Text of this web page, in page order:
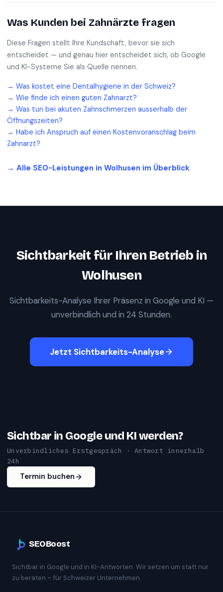
Was Kunden bei Zahnärzte fragen
Diese Fragen stellt Ihre Kundschaft, bevor sie sich
entscheidet — und genau hier entscheidet sich, ob Google
und KI-Systeme Sie als Quelle nennen.
→ Was kostet eine Dentalhygiene in der Schweiz?
→ Wie finde ich einen guten Zahnarzt?
→ Was tun bei akuten Zahnschmerzen ausserhalb der
Öffnungszeiten?
→ Habe ich Anspruch auf einen Kostenvoranschlag beim
Zahnarzt?
→ Alle SEO-Leistungen in Wolhusen im Überblick
Sichtbarkeit für Ihren Betrieb in
Wolhusen
Sichtbarkeits-Analyse Ihrer Präsenz in Google und KI —
unverbindlich und in 24 Stunden.
Jetzt Sichtbarkeits-Analyse
Sichtbar in Google und KI werden?
Unverbindliches Erstgespräch · Antwort innerhalb
24h
Termin buchen
SEOBoost
Sichtbar in Google und in KI-Antworten. Wir setzen um statt nur
zu beraten – für Schweizer Unternehmen.